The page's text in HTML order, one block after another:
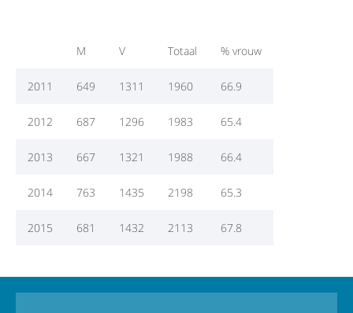
M V Totaal % vrouw
2011 649 1311 1960 66.9
2012 687 1296 1983 65.4
2013 667 1321 1988 66.4
2014 763 1435 2198 65.3
2015 681 1432 2113 67.8